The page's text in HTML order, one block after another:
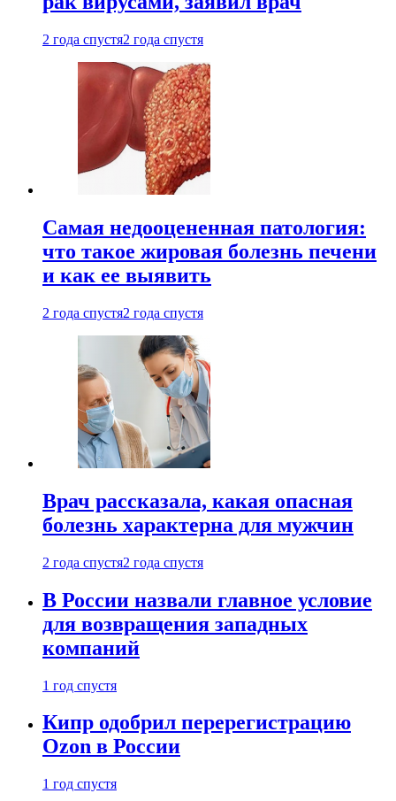
2 года спустя2 года спустя
Самая недооцененная патология:
что такое жировая болезнь печени
и как ее выявить
2 года спустя2 года спустя
Врач рассказала, какая опасная
болезнь характерна для мужчин
2 года спустя2 года спустя
В России назвали главное условие
для возвращения западных
компаний
1 год спустя
Кипр одобрил перерегистрацию
Ozon в России
1 год спустя